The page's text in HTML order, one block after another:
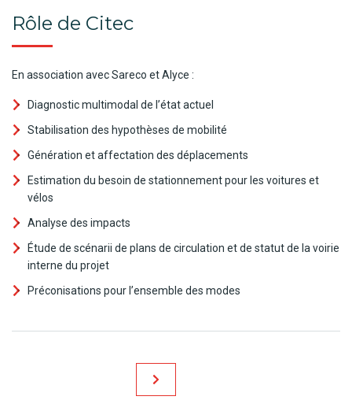
Rôle de Citec
En association avec Sareco et Alyce :
Diagnostic multimodal de l’état actuel
Stabilisation des hypothèses de mobilité
Génération et affectation des déplacements
Estimation du besoin de stationnement pour les voitures et
vélos
Analyse des impacts
Étude de scénarii de plans de circulation et de statut de la voirie
interne du projet
Préconisations pour l’ensemble des modes